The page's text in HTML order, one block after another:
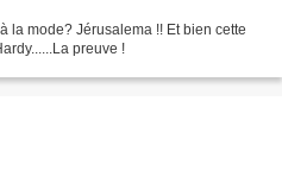
la mode? Jérusalema !! Et bien cette
preuve !